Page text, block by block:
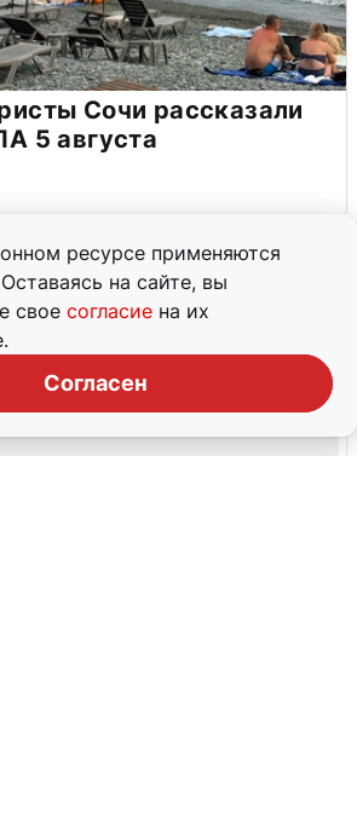
ресурсе применяются
на сайте, вы
свое согласие на их
Согласен
Сочи рассказали
5 августа